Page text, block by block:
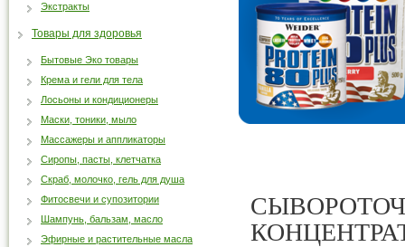
Экстракты
Товары для здоровья
Бытовые Эко товары
Крема и гели для тела
Лосьоны и кондиционеры
Маски, тоники, мыло
Массажеры и аппликаторы
Сиропы, пасты, клетчатка
Скраб, молочко, гель для душа
Фитосвечи и супозитории
Шампунь, бальзам, масло
Эфирные и растительные масла